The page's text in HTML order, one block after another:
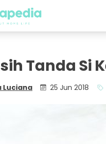
Tanda Si
Luciana 25 Jun 2018